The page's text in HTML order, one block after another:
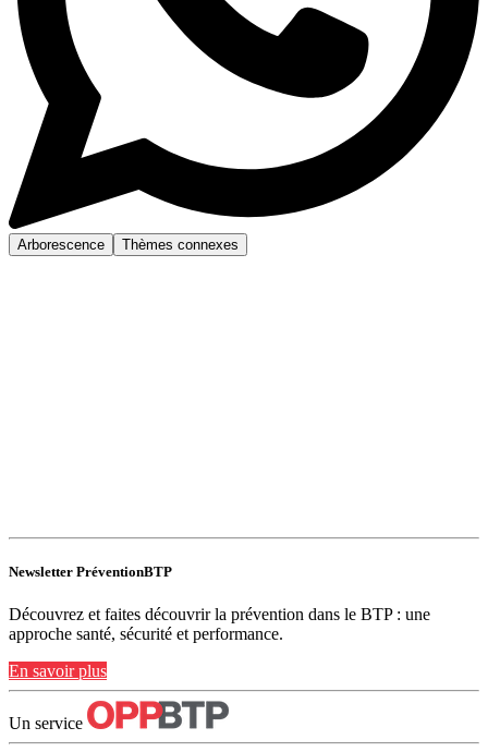
Arborescence Thèmes connexes
Newsletter PréventionBTP
Découvrez et faites découvrir la prévention dans le BTP : une
approche santé, sécurité et performance.
En savoir plus
Un service